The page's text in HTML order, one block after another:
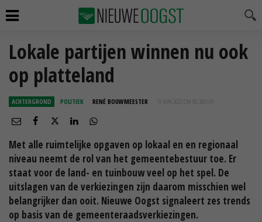
Lokale partijen winnen nu ook
op platteland
ACHTERGROND POLITIEK RENÉ BOUWMEESTER 19 MAA 2022 OM 06:30
Met alle ruimtelijke opgaven op lokaal en en regionaal
niveau neemt de rol van het gemeentebestuur toe. Er
staat voor de land- en tuinbouw veel op het spel. De
uitslagen van de verkiezingen zijn daarom misschien wel
belangrijker dan ooit. Nieuwe Oogst signaleert zes trends
op basis van de gemeenteraadsverkiezingen.